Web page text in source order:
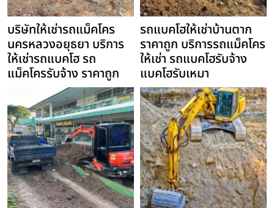
บริษัทให้เช่ารถแม็คโคร
นครหลวงอยุธยา บริการ
ให้เช่ารถแบคโฮ รถ
แม็คโครรับจ้าง ราคาถูก
รถแบคโฮให้เช่าบ้านตาก
ราคาถูก บริการรถแม็คโคร
ให้เช่า รถแบคโฮรับจ้าง
แบคโฮรับเหมา